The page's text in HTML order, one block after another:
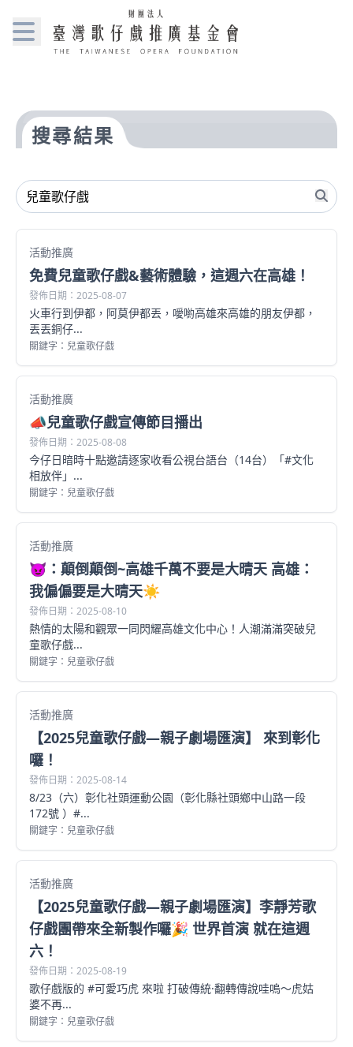
搜尋結果
活動推廣
免費兒童歌仔戲&藝術體驗，這週六在高雄！
發佈日期：2025-08-07
火車行到伊都，阿莫伊都丟，噯喲高雄來高雄的朋友伊都，
丟丟銅仔...
關鍵字：兒童歌仔戲
活動推廣
📣兒童歌仔戲宣傳節目播出
發佈日期：2025-08-08
今仔日暗時十點邀請逐家收看公視台語台（14台）「#文化
相放伴」...
關鍵字：兒童歌仔戲
活動推廣
😈：顛倒顛倒~高雄千萬不要是大晴天 高雄：
我偏偏要是大晴天☀️
發佈日期：2025-08-10
熱情的太陽和觀眾一同閃耀高雄文化中心！人潮滿滿突破兒
童歌仔戲...
關鍵字：兒童歌仔戲
活動推廣
【2025兒童歌仔戲—親子劇場匯演】 來到彰化
囉！
發佈日期：2025-08-14
8/23（六）彰化社頭運動公園（彰化縣社頭鄉中山路一段
172號 ）#...
關鍵字：兒童歌仔戲
活動推廣
【2025兒童歌仔戲—親子劇場匯演】李靜芳歌
仔戲團帶來全新製作囉🎉 世界首演 就在這週
六！
發佈日期：2025-08-19
歌仔戲版的 #可愛巧虎 來啦 打破傳統·翻轉傳說哇嗚～虎姑
婆不再...
關鍵字：兒童歌仔戲